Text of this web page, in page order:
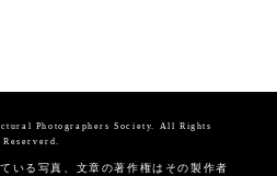
Photographers Society. All Rights
Reserverd.
いる写真、文章の著作権はその製作者